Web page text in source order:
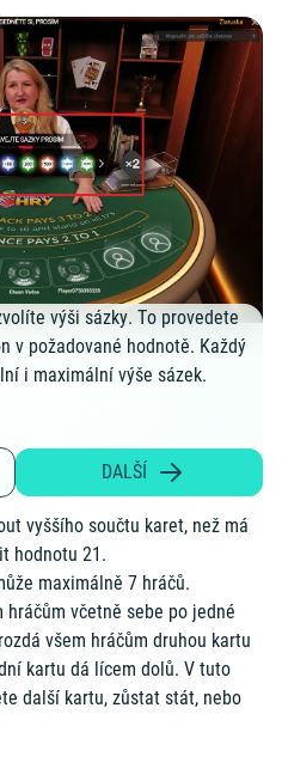
výši sázky. To provedete
v požadované hodnotě. Každý
i maximální výše sázek.
DALŠÍ
vyššího součtu karet, než má
hodnotu 21.
maximálně 7 hráčů.
hráčům včetně sebe po jedné
všem hráčům druhou kartu
kartu dá lícem dolů. V tuto
další kartu, zůstat stát, nebo